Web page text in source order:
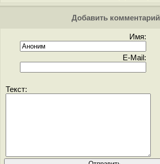
Добавить комментарий
Имя:
E-Mail:
Текст: